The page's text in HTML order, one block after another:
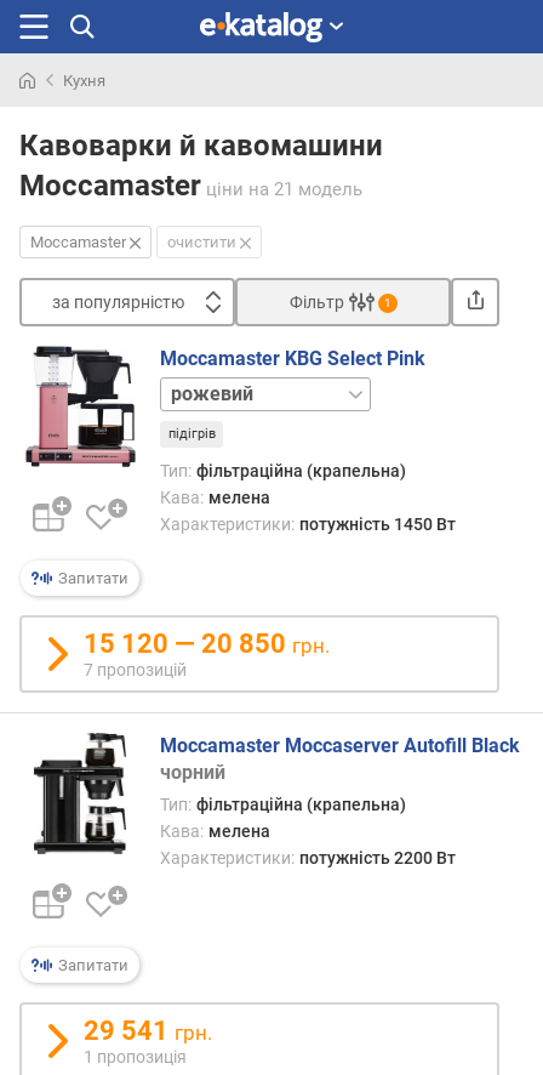
раніше
Кухня
Кавоварки й кавомашини
Moccamaster ціни на 21 модель
Moccamaster очистити
за популярністю
з
а
о
у
л
р
н
с
в
і
д
е
ш
е
и
х
д
о
д
Фільтр 1
Запитати
Moccamaster KBG Select Pink
бежевий
бордовий
білий
бірюзовий
графіт
золотистий
мідний
оливковий
оранжевий
пісочний
салатовий
сріблястий
сірий
хром
червоний
чорний
підігрів
Тип: фільтраційна (крапельна)
Кава: мелена
Характеристики: потужність 1450 Вт
15 120 — 20 850 грн.
7 пропозицій
Запитати
Moccamaster Moccaserver Autofill Black
чорний
Тип: фільтраційна (крапельна)
Кава: мелена
Характеристики: потужність 2200 Вт
29 541 грн.
1 пропозиція